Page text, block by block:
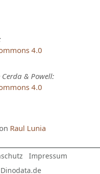
4.0
& Powell:
4.0
Raul Lunia
Impressum